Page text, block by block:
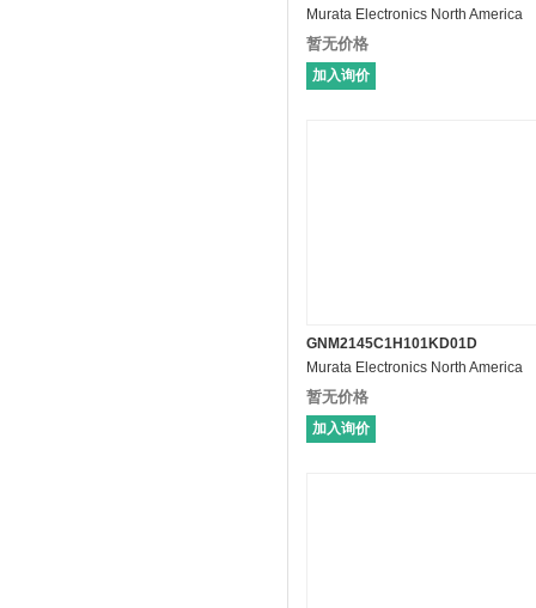
Murata Electronics North America
暂无价格
加入询价
GNM2145C1H101KD01D
Murata Electronics North America
暂无价格
加入询价